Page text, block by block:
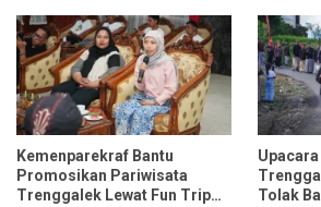
Kemenparekraf Bantu
Promosikan Pariwisata
Trenggalek Lewat Fun Trip
Tolak